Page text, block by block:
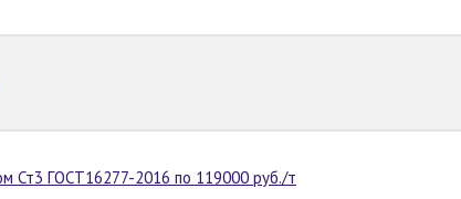
Ст3 ГОСТ16277-2016 по 119000 руб./т